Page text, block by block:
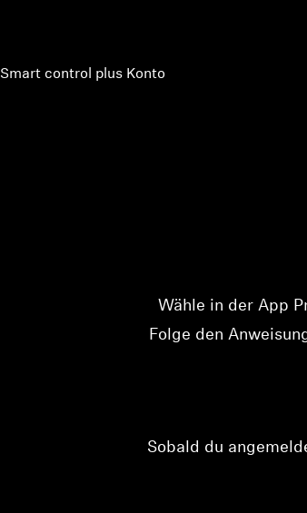
Smart control plus Konto
Wähle in der App
Folge den
Sobald du